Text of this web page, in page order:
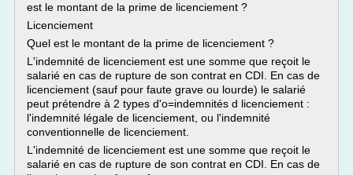
est le montant de la prime de licenciement ?
Licenciement
Quel est le montant de la prime de licenciement ?
L'indemnité de licenciement est une somme que reçoit le
salarié en cas de rupture de son contrat en CDI. En cas de
licenciement (sauf pour faute grave ou lourde) le salarié
peut prétendre à 2 types d'o=indemnités d licenciement :
l'indemnité légale de licenciement, ou l'indemnité
conventionnelle de licenciement.
L'indemnité de licenciement est une somme que reçoit le
salarié en cas de rupture de son contrat en CDI. En cas de